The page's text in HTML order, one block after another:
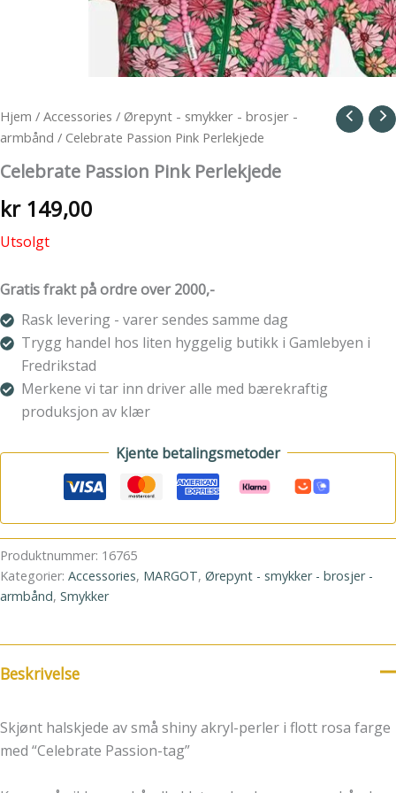
Hjem / Accessories / Ørepynt - smykker - brosjer -
armbånd / Celebrate Passion Pink Perlekjede
Celebrate Passion Pink Perlekjede
kr149,00
Utsolgt
Gratis frakt på ordre over 2000,-
Rask levering - varer sendes samme dag
Trygg handel hos liten hyggelig butikk i Gamlebyen i
Fredrikstad
Merkene vi tar inn driver alle med bærekraftig
produksjon av klær
Kjente betalingsmetoder
Produktnummer: 16765
Kategorier: Accessories, MARGOT, Ørepynt - smykker - brosjer -
armbånd, Smykker
Beskrivelse
Skjønt halskjede av små shiny akryl-perler i flott rosa farge
med “Celebrate Passion-tag”